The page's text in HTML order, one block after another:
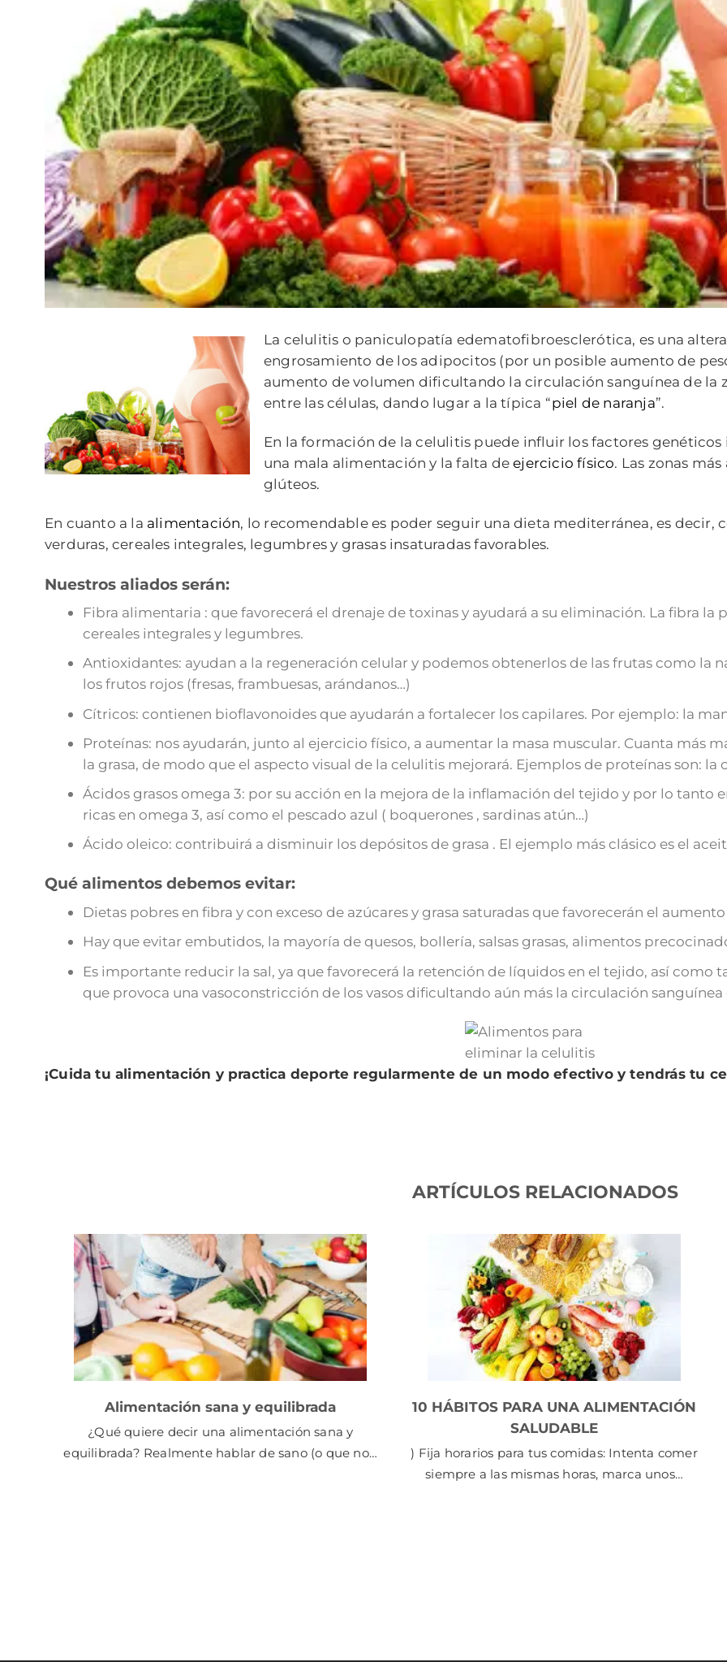
La celulitis o paniculopatía edematofibroesclerótica, es una
engrosamiento de los adipocitos (por un posible aumento de
aumento de volumen dificultando la circulación sanguínea de la
entre las células, dando lugar a la típica “piel de naranja”.
En la formación de la celulitis puede influir los factores
una mala alimentación y la falta deejercicio físico. Las zonas
glúteos.
En cuanto a la alimentación, lo recomendable es poder seguir una dieta mediterránea, es decir,
verduras, cereales integrales, legumbres y grasas insaturadas favorables.
Nuestros aliados serán:
Fibra alimentaria : que favorecerá el drenaje de toxinas y ayudará a su eliminación. La fibra la
cereales integrales y legumbres.
Antioxidantes: ayudan a la regeneración celular y podemos obtenerlos de las frutas como la
los frutos rojos (fresas, frambuesas, arándanos…)
Cítricos: contienen bioflavonoides que ayudarán a fortalecer los capilares. Por ejemplo: la
Proteínas: nos ayudarán, junto al ejercicio físico, a aumentar la masa muscular. Cuanta más
la grasa, de modo que el aspecto visual de la celulitis mejorará. Ejemplos de proteínas son: la
Ácidos grasos omega 3: por su acción en la mejora de la inflamación del tejido y por lo tanto
ricas en omega 3, así como el pescado azul ( boquerones , sardinas atún…)
Ácido oleico: contribuirá a disminuir los depósitos de grasa . El ejemplo más clásico es el
Qué alimentos debemos evitar:
Dietas pobres en fibra y con exceso de azúcares y grasa saturadas que favorecerán el
Hay que evitar embutidos, la mayoría de quesos, bollería, salsas grasas, alimentos
Es importante reducir la sal, ya que favorecerá la retención de líquidos en el tejido, así
que provoca una vasoconstricción de los vasos dificultando aún más la circulación sanguínea
¡Cuida tu alimentación y practica deporte regularmente de un modo efectivo y tendrás tu
ARTÍCULOS RELACIONADOS
Alimentación sana y equilibrada
¿Qué quiere decir una alimentación sana y
equilibrada? Realmente hablar de sano (o que no…
10 HÁBITOS PARA UNA ALIMENTACIÓN
SALUDABLE
) Fija horarios para tus comidas: Intenta comer
siempre a las mismas horas, marca unos…